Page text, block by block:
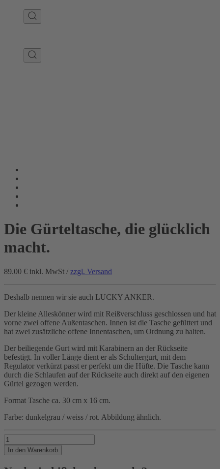
Die Gürteltasche, die glücklich
macht.
89.00 € inkl. MwSt / zzgl. Versand
Deshalb nennen wir sie auch LUCKY ANKER.
Der kleine Alleskönner wird mit Reißverschluss geschlossen und hat
vorne zwei offene Außentaschen. Innen ist die Tasche gefüttert und
hat zwei zusätzliche offene Innentaschen, um Ordnung zu halten.
Der beiliegende Gurt wird mit Karabinern an der Rückseite
befestigt. In voller Länge dient er als Schultergurt, mit dem
Regulator verkürzt passt er perfekt um die Hüfte. Die Tasche kann
durch die Schlaufen auf der Rückseite auch direkt auf den eigenen
Gürtel gezogen werden.
Format Tasche ca. 30 cm x 16 cm.
Farbe: dunkelgrau / weiss / rot. Abbildung ähnlich.
Die
Gürteltasche,
die
In den Warenkorb